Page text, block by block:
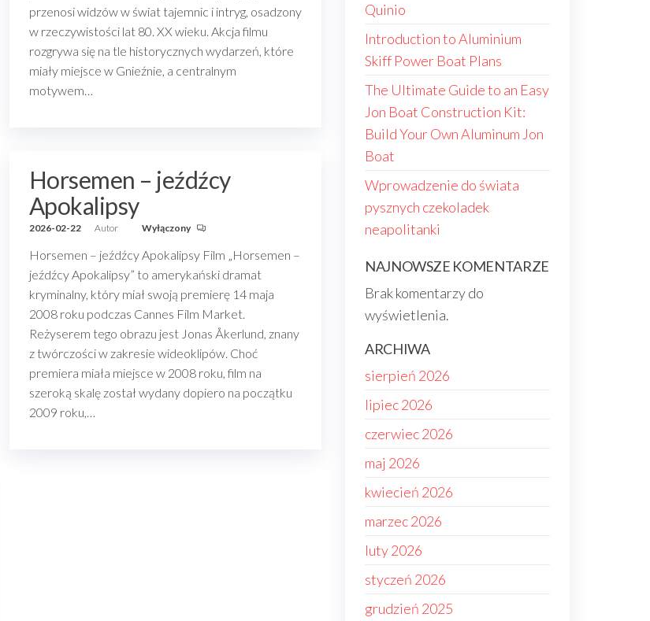
przenosi widzów w świat tajemnic i intryg, osadzony
w rzeczywistości lat 80. XX wieku. Akcja filmu
rozgrywa się na tle historycznych wydarzeń, które
miały miejsce w Gnieźnie, a centralnym
motywem…
Horsemen – jeźdźcy
Apokalipsy
2026-02-22 Autor Wyłączony
Horsemen – jeźdźcy Apokalipsy Film „Horsemen –
jeźdźcy Apokalipsy” to amerykański dramat
kryminalny, który miał swoją premierę 14 maja
2008 roku podczas Cannes Film Market.
Reżyserem tego obrazu jest Jonas Åkerlund, znany
z twórczości w zakresie wideoklipów. Choć
premiera miała miejsce w 2008 roku, film na
szeroką skalę został wydany dopiero na początku
2009 roku,…
Quinio
Introduction to Aluminium
Skiff Power Boat Plans
The Ultimate Guide to an Easy
Jon Boat Construction Kit:
Build Your Own Aluminum Jon
Boat
Wprowadzenie do świata
pysznych czekoladek
neapolitanki
NAJNOWSZE KOMENTARZE
Brak komentarzy do
wyświetlenia.
ARCHIWA
sierpień 2026
lipiec 2026
czerwiec 2026
maj 2026
kwiecień 2026
marzec 2026
luty 2026
styczeń 2026
grudzień 2025